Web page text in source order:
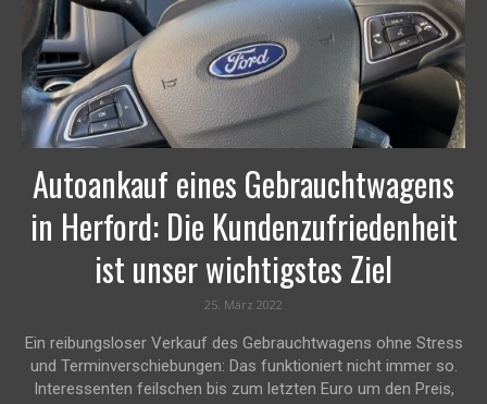
Autoankauf eines Gebrauchtwagens
in Herford: Die Kundenzufriedenheit
ist unser wichtigstes Ziel
25. März 2022
Ein reibungsloser Verkauf des Gebrauchtwagens ohne Stress
und Terminverschiebungen: Das funktioniert nicht immer so.
Interessenten feilschen bis zum letzten Euro um den Preis,